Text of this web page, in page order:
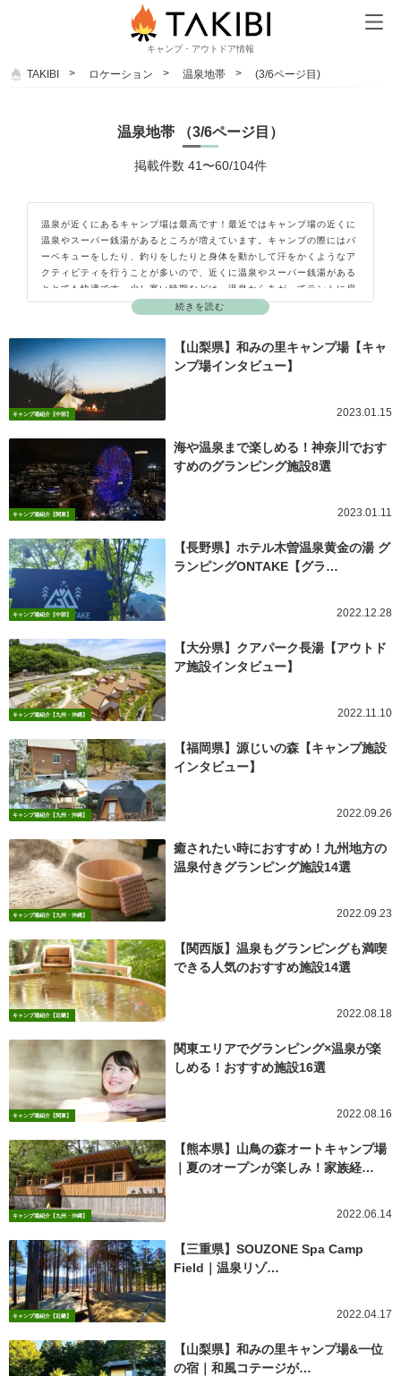
キャンプ・アウトドア情報
TAKIBI ロケーション 温泉地帯 (3/6ページ目)
温泉地帯 （3/6ページ目）
掲載件数 41〜60/104件
続きを読む
温泉が近くにあるキャンプ場は最高です！最近ではキャンプ場の近くに
温泉やスーパー銭湯があるところが増えています。キャンプの際にはバ
ーベキューをしたり、釣りをしたりと身体を動かして汗をかくようなア
クティビティを行うことが多いので、近くに温泉やスーパー銭湯がある
ととても快適です。少し寒い時期などは、温泉からあがってテントに戻
る際に湯冷めしてしまうこともありますので、風邪をひかないように注
されてしまうので、寝る前にスプレーするのも忘れずに。
キャンプ場紹介【中部】
【山梨県】和みの里キャンプ場【キャ
ンプ場インタビュー】
2023.01.15
キャンプ場紹介【関東】
海や温泉まで楽しめる！神奈川でおす
すめのグランピング施設8選
2023.01.11
キャンプ場紹介【中部】
【長野県】ホテル木曽温泉黄金の湯 グ
ランピングONTAKE【グラ…
2022.12.28
キャンプ場紹介【九州・沖縄】
【大分県】クアパーク長湯【アウトド
ア施設インタビュー】
2022.11.10
キャンプ場紹介【九州・沖縄】
【福岡県】源じいの森【キャンプ施設
インタビュー】
2022.09.26
キャンプ場紹介【九州・沖縄】
癒されたい時におすすめ！九州地方の
温泉付きグランピング施設14選
2022.09.23
キャンプ場紹介【近畿】
【関西版】温泉もグランピングも満喫
できる人気のおすすめ施設14選
2022.08.18
キャンプ場紹介【関東】
関東エリアでグランピング×温泉が楽
しめる！おすすめ施設16選
2022.08.16
キャンプ場紹介【九州・沖縄】
【熊本県】山鳥の森オートキャンプ場
｜夏のオープンが楽しみ！家族経…
2022.06.14
キャンプ場紹介【近畿】
【三重県】SOUZONE Spa Camp
Field｜温泉リゾ…
2022.04.17
【山梨県】和みの里キャンプ場&一位
の宿｜和風コテージが…